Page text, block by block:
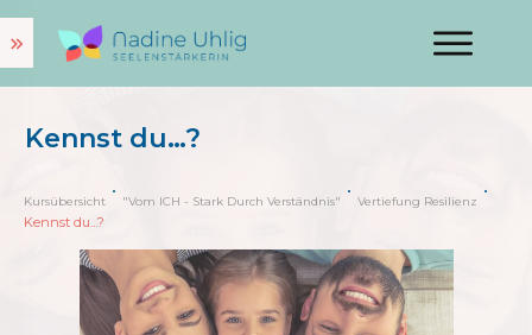
Kennst du…?
Kursübersicht "Vom ICH - Stark Durch Verständnis" Vertiefung Resilienz
Kennst du…?